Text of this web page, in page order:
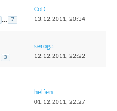
... 7
CoD
13.12.2011, 20:34
3
seroga
12.12.2011, 22:22
helfen
01.12.2011, 22:27